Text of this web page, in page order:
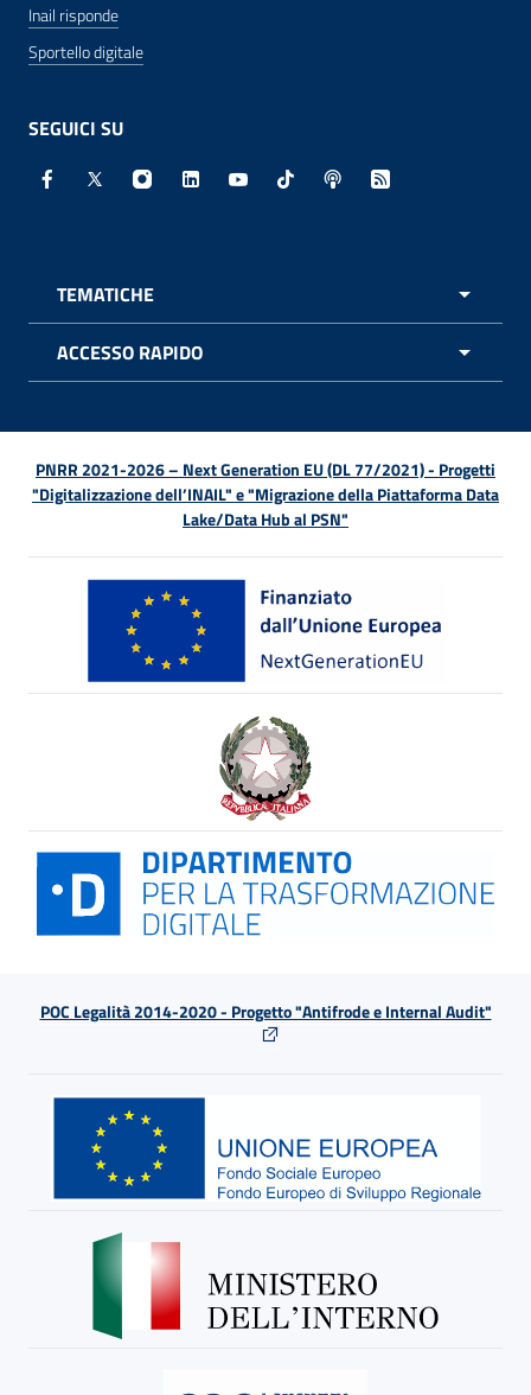
Inail risponde
Sportello digitale
SEGUICI SU
Facebook - Sito esterno - Apertura in nuova finestra
X - Sito esterno - Apertura in nuova finestra
Instagram - Sito esterno - Apertura in
Linkedin - Sito esterno - Apertura in
Youtube - Sito esterno -
TikTok - Sito esterno -
Spreaker - Sito
Feed RSS -
TEMATICHE
ACCESSO RAPIDO
PNRR 2021-2026 – Next Generation EU (DL 77/2021) - Progetti
"Digitalizzazione dell’INAIL" e "Migrazione della Piattaforma Data
Lake/Data Hub al PSN"
POC Legalità 2014-2020 - Progetto "Antifrode e Internal Audit"